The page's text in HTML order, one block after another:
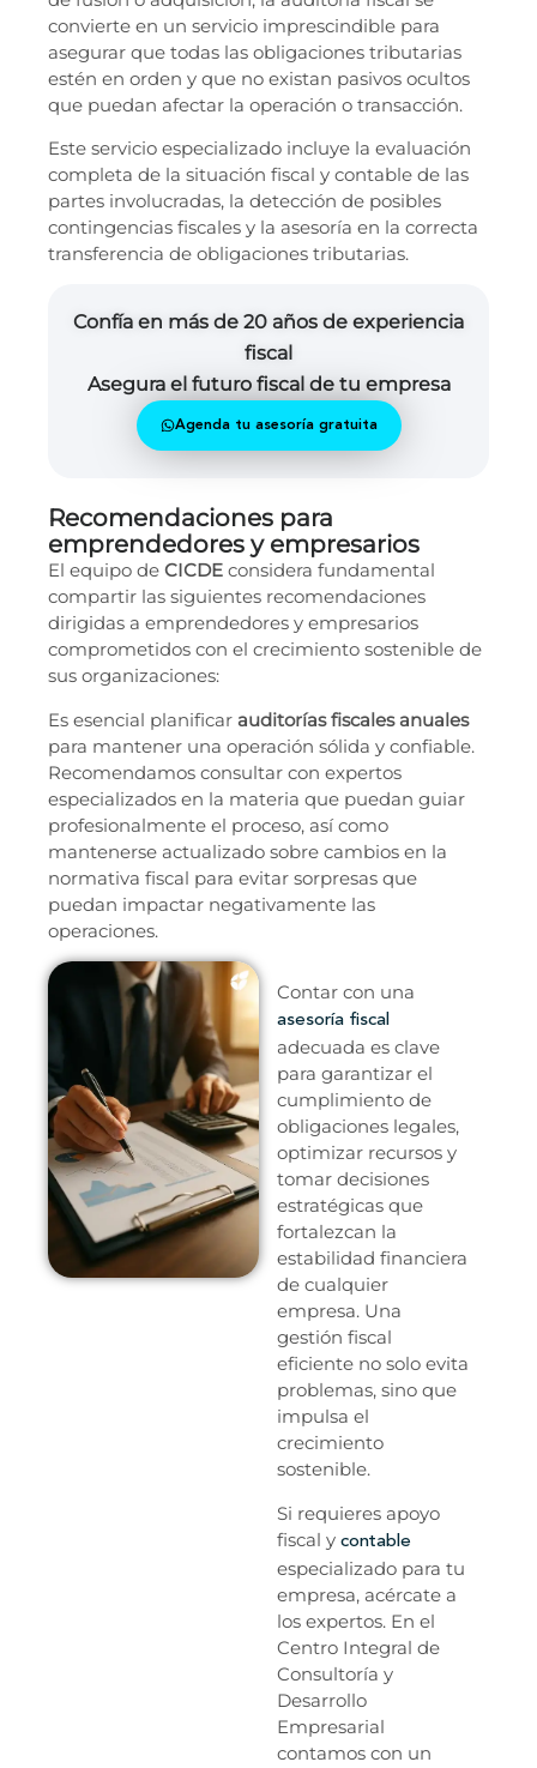
convierte en un servicio imprescindible para
asegurar que todas las obligaciones tributarias
estén en orden y que no existan pasivos ocultos
que puedan afectar la operación o transacción.
Este servicio especializado incluye la evaluación
completa de la situación fiscal y contable de las
partes involucradas, la detección de posibles
contingencias fiscales y la asesoría en la correcta
transferencia de obligaciones tributarias.
Confía en más de 20 años de experiencia
fiscal
Asegura el futuro fiscal de tu empresa
Agenda tu asesoría gratuita
Recomendaciones para
emprendedores y empresarios
El equipo de CICDE considera fundamental
compartir las siguientes recomendaciones
dirigidas a emprendedores y empresarios
comprometidos con el crecimiento sostenible de
sus organizaciones:
Es esencial planificar auditorías fiscales anuales
para mantener una operación sólida y confiable.
Recomendamos consultar con expertos
especializados en la materia que puedan guiar
profesionalmente el proceso, así como
mantenerse actualizado sobre cambios en la
normativa fiscal para evitar sorpresas que
puedan impactar negativamente las
operaciones.
Contar con una
asesoría fiscal
adecuada es clave
para garantizar el
cumplimiento de
obligaciones legales,
optimizar recursos y
tomar decisiones
estratégicas que
fortalezcan la
estabilidad financiera
de cualquier
empresa. Una
gestión fiscal
eficiente no solo evita
problemas, sino que
impulsa el
crecimiento
sostenible.
Si requieres apoyo
fiscal ycontable
especializado para tu
empresa, acércate a
los expertos. En el
Centro Integral de
Consultoría y
Desarrollo
Empresarial
contamos con un